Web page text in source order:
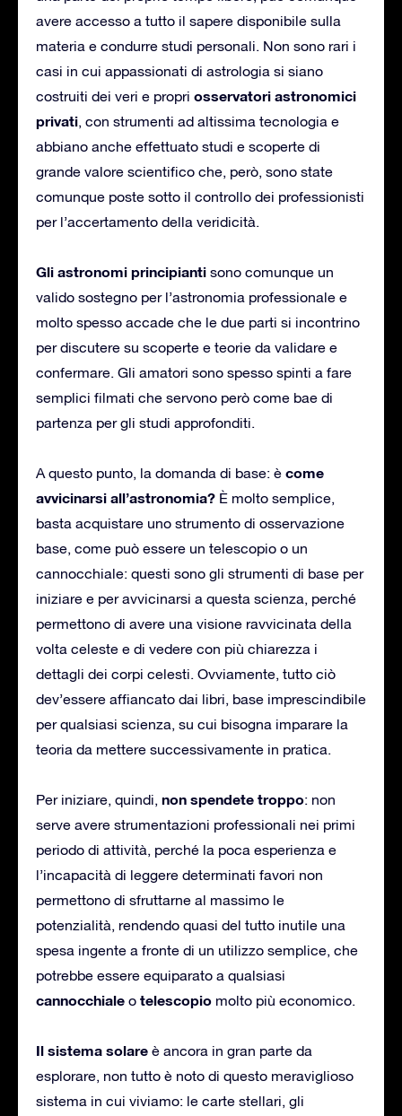
avere accesso a tutto il sapere disponibile sulla
materia e condurre studi personali. Non sono rari i
casi in cui appassionati di astrologia si siano
costruiti dei veri e propri osservatori astronomici
privati, con strumenti ad altissima tecnologia e
abbiano anche effettuato studi e scoperte di
grande valore scientifico che, però, sono state
comunque poste sotto il controllo dei professionisti
per l’accertamento della veridicità.
Gli astronomi principianti sono comunque un
valido sostegno per l’astronomia professionale e
molto spesso accade che le due parti si incontrino
per discutere su scoperte e teorie da validare e
confermare. Gli amatori sono spesso spinti a fare
semplici filmati che servono però come bae di
partenza per gli studi approfonditi.
A questo punto, la domanda di base: è come
avvicinarsi all’astronomia? È molto semplice,
basta acquistare uno strumento di osservazione
base, come può essere un telescopio o un
cannocchiale: questi sono gli strumenti di base per
iniziare e per avvicinarsi a questa scienza, perché
permettono di avere una visione ravvicinata della
volta celeste e di vedere con più chiarezza i
dettagli dei corpi celesti. Ovviamente, tutto ciò
dev’essere affiancato dai libri, base imprescindibile
per qualsiasi scienza, su cui bisogna imparare la
teoria da mettere successivamente in pratica.
Per iniziare, quindi, non spendete troppo: non
serve avere strumentazioni professionali nei primi
periodo di attività, perché la poca esperienza e
l’incapacità di leggere determinati favori non
permettono di sfruttarne al massimo le
potenzialità, rendendo quasi del tutto inutile una
spesa ingente a fronte di un utilizzo semplice, che
potrebbe essere equiparato a qualsiasi
cannocchiale o telescopio molto più economico.
Il sistema solare è ancora in gran parte da
esplorare, non tutto è noto di questo meraviglioso
sistema in cui viviamo: le carte stellari, gli